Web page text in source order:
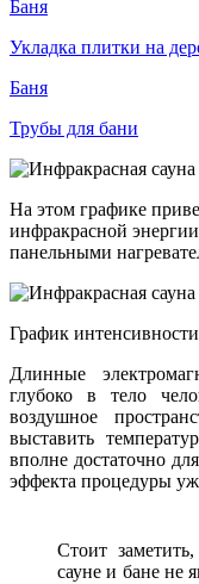
Баня
Укладка плитки на
Баня
Трубы для бани
На этом графике
инфракрасной
панельными
График
Длинные
глубоко в тело
воздушное
выставить
вполне достаточно
эффекта процедуры
Стоит
сауне и бане не